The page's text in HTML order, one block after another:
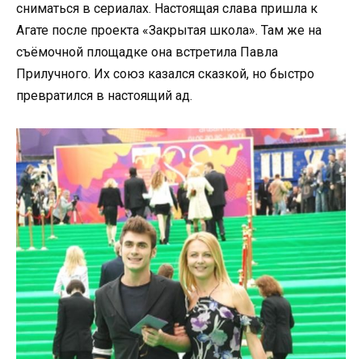
сниматься в сериалах. Настоящая слава пришла к
Агате после проекта «Закрытая школа». Там же на
съёмочной площадке она встретила Павла
Прилучного. Их союз казался сказкой, но быстро
превратился в настоящий ад.